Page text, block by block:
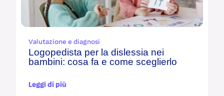
Valutazione e diagnosi
Logopedista per la dislessia nei
bambini: cosa fa e come sceglierlo
Leggi di più